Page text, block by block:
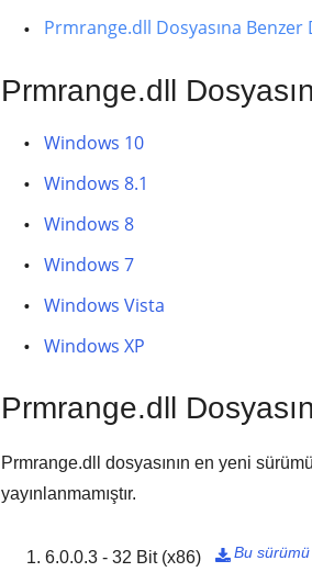
Prmrange.dll Dosyasına Benzer
Prmrange.dll
Windows 10
Windows 8.1
Windows 8
Windows 7
Windows Vista
Windows XP
Prmrange.dll
Prmrange.dll dosyasının en yeni
yayınlanmamıştır.
6.0.0.3 - 32 Bit (x86) Bu
